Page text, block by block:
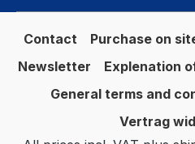
Contact Purchase on
Newsletter
Explenation
General terms and
Vertrag